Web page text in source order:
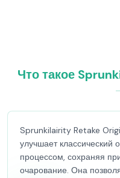
Что такое
Sprunkilairity Retake
улучшает
процессом, сохраняя
очарование. Она